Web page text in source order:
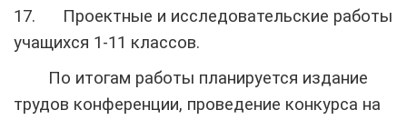
17. Проектные и исследовательские работы
учащихся 1-11 классов.
По итогам работы планируется издание
трудов конференции, проведение конкурса на